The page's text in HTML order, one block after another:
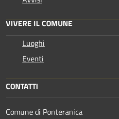
VIVERE IL COMUNE
Luoghi
Eventi
CONTATTI
Comune di Ponteranica